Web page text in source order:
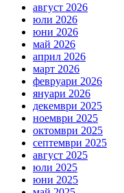
август 2026
юли 2026
юни 2026
май 2026
април 2026
март 2026
февруари 2026
януари 2026
декември 2025
ноември 2025
октомври 2025
септември 2025
август 2025
юли 2025
юни 2025